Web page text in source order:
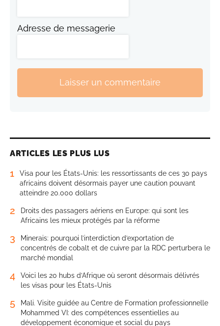
Adresse de messagerie
Laisser un commentaire
ARTICLES LES PLUS LUS
1
Visa pour les États-Unis: les ressortissants de ces 30 pays
africains doivent désormais payer une caution pouvant
atteindre 20.000 dollars
2
Droits des passagers aériens en Europe: qui sont les
Africains les mieux protégés par la réforme
3
Minerais: pourquoi l’interdiction d’exportation de
concentrés de cobalt et de cuivre par la RDC perturbera le
marché mondial
4
Voici les 20 hubs d’Afrique où seront désormais délivrés
les visas pour les États-Unis
5
Mali. Visite guidée au Centre de Formation professionnelle
Mohammed VI: des compétences essentielles au
développement économique et social du pays